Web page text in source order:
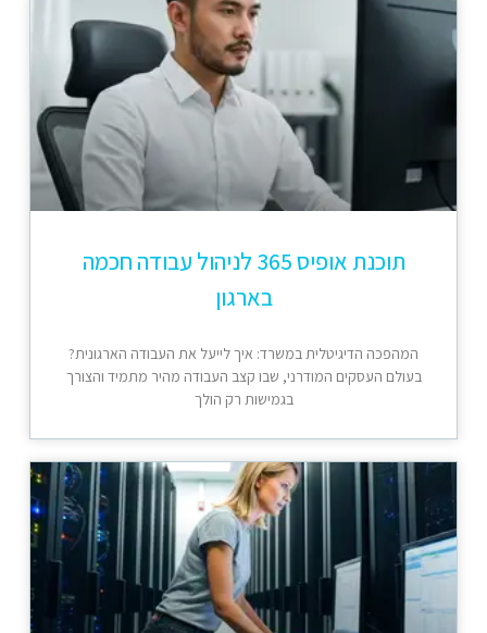
תוכנת אופיס 365 לניהול עבודה חכמה
בארגון
המהפכה הדיגיטלית במשרד: איך לייעל את העבודה הארגונית?
בעולם העסקים המודרני, שבו קצב העבודה מהיר מתמיד והצורך
בגמישות רק הולך